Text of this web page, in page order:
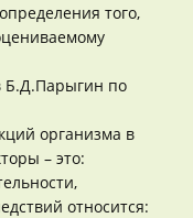
того,
Б.Д.Парыгин по
организма в
– это:
относится: